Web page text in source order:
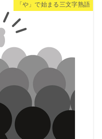
「や」で始まる三文字熟語